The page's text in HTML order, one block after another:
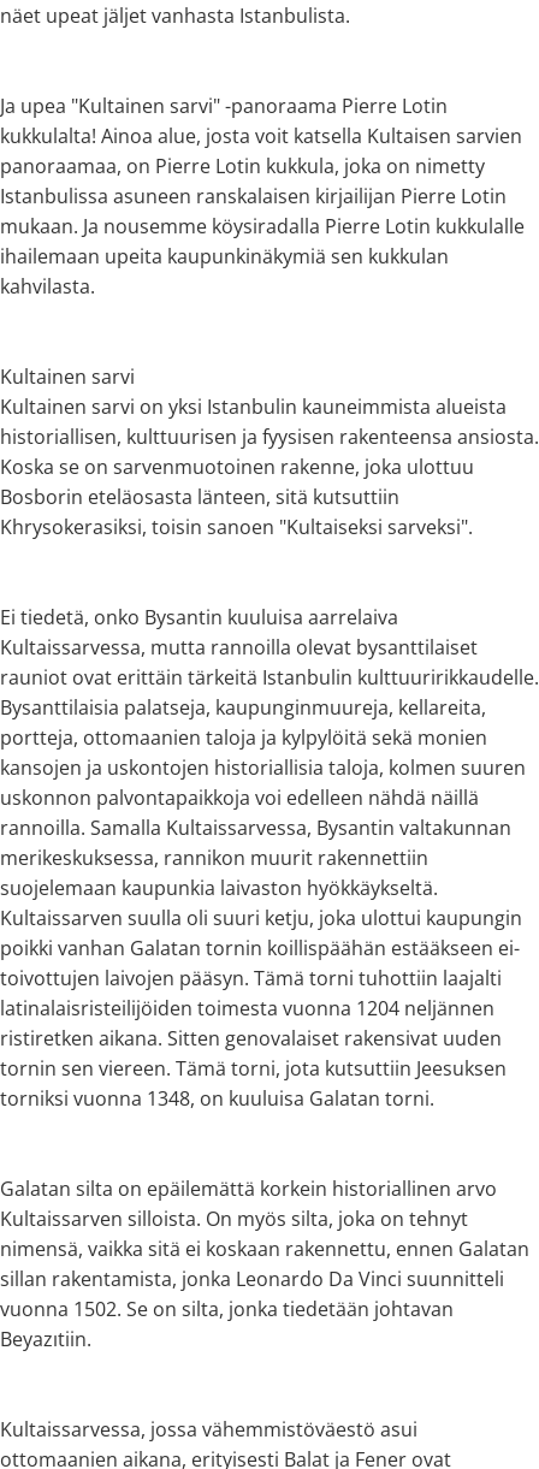
näet upeat jäljet vanhasta Istanbulista.
Ja upea "Kultainen sarvi" -panoraama Pierre Lotin
kukkulalta! Ainoa alue, josta voit katsella Kultaisen sarvien
panoraamaa, on Pierre Lotin kukkula, joka on nimetty
Istanbulissa asuneen ranskalaisen kirjailijan Pierre Lotin
mukaan. Ja nousemme köysiradalla Pierre Lotin kukkulalle
ihailemaan upeita kaupunkinäkymiä sen kukkulan
kahvilasta.
Kultainen sarvi
Kultainen sarvi on yksi Istanbulin kauneimmista alueista
historiallisen, kulttuurisen ja fyysisen rakenteensa ansiosta.
Koska se on sarvenmuotoinen rakenne, joka ulottuu
Bosborin eteläosasta länteen, sitä kutsuttiin
Khrysokerasiksi, toisin sanoen "Kultaiseksi sarveksi".
Ei tiedetä, onko Bysantin kuuluisa aarrelaiva
Kultaissarvessa, mutta rannoilla olevat bysanttilaiset
rauniot ovat erittäin tärkeitä Istanbulin kulttuuririkkaudelle.
Bysanttilaisia palatseja, kaupunginmuureja, kellareita,
portteja, ottomaanien taloja ja kylpylöitä sekä monien
kansojen ja uskontojen historiallisia taloja, kolmen suuren
uskonnon palvontapaikkoja voi edelleen nähdä näillä
rannoilla. Samalla Kultaissarvessa, Bysantin valtakunnan
merikeskuksessa, rannikon muurit rakennettiin
suojelemaan kaupunkia laivaston hyökkäykseltä.
Kultaissarven suulla oli suuri ketju, joka ulottui kaupungin
poikki vanhan Galatan tornin koillispäähän estääkseen ei-
toivottujen laivojen pääsyn. Tämä torni tuhottiin laajalti
latinalaisristeilijöiden toimesta vuonna 1204 neljännen
ristiretken aikana. Sitten genovalaiset rakensivat uuden
tornin sen viereen. Tämä torni, jota kutsuttiin Jeesuksen
torniksi vuonna 1348, on kuuluisa Galatan torni.
Galatan silta on epäilemättä korkein historiallinen arvo
Kultaissarven silloista. On myös silta, joka on tehnyt
nimensä, vaikka sitä ei koskaan rakennettu, ennen Galatan
sillan rakentamista, jonka Leonardo Da Vinci suunnitteli
vuonna 1502. Se on silta, jonka tiedetään johtavan
Beyazıtiin.
Kultaissarvessa, jossa vähemmistöväestö asui
ottomaanien aikana, erityisesti Balat ja Fener ovat